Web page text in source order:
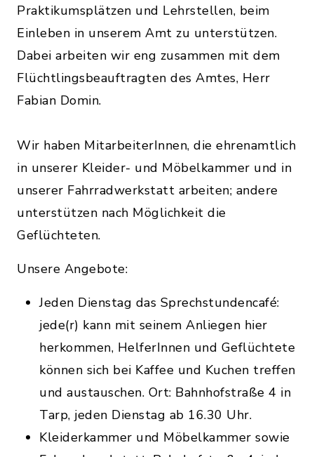
Praktikumsplätzen und Lehrstellen, beim
Einleben in unserem Amt zu unterstützen.
Dabei arbeiten wir eng zusammen mit dem
Flüchtlingsbeauftragten des Amtes, Herr
Fabian Domin.
Wir haben MitarbeiterInnen, die ehrenamtlich
in unserer Kleider- und Möbelkammer und in
unserer Fahrradwerkstatt arbeiten; andere
unterstützen nach Möglichkeit die
Geflüchteten.
Unsere Angebote:
Jeden Dienstag das Sprechstundencafé:
jede(r) kann mit seinem Anliegen hier
herkommen, HelferInnen und Geflüchtete
können sich bei Kaffee und Kuchen treffen
und austauschen. Ort: Bahnhofstraße 4 in
Tarp, jeden Dienstag ab 16.30 Uhr.
Kleiderkammer und Möbelkammer sowie